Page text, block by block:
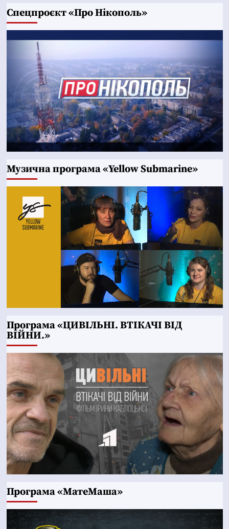
Cпецпроєкт «Про Нікополь»
Музична програма «Yellow Submarine»
Програма «ЦИВІЛЬНІ. ВТІКАЧІ ВІД
ВІЙНИ.»
Програма «МатеМаша»